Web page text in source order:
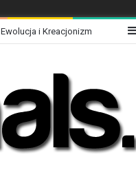
Ewolucja i Kreacjonizm